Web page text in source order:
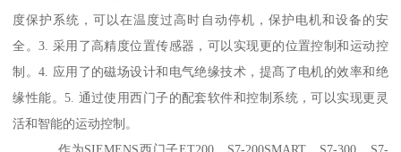
度保护系统，可以在温度过高时自动停机，保护电机和设备的安
全。3. 采用了高精度位置传感器，可以实现更的位置控制和运动控
制。4. 应用了的磁场设计和电气绝缘技术，提髙了电机的效率和绝
缘性能。5. 通过使用西门子的配套软件和控制系统，可以实现更灵
活和智能的运动控制。